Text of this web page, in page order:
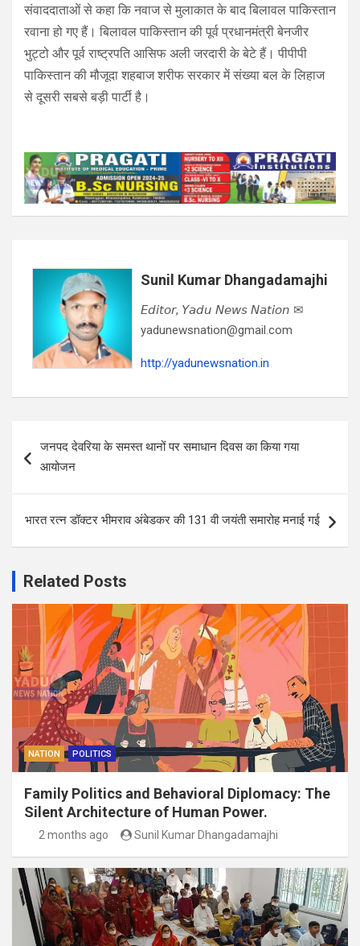
संवाददाताओं से कहा कि नवाज से मुलाकात के बाद बिलावल पाकिस्तान
रवाना हो गए हैं। बिलावल पाकिस्तान की पूर्व प्रधानमंत्री बेनजीर
भुट्टो और पूर्व राष्ट्रपति आसिफ अली जरदारी के बेटे हैं। पीपीपी
पाकिस्तान की मौजूदा शहबाज शरीफ सरकार में संख्या बल के लिहाज
से दूसरी सबसे बड़ी पार्टी है।
Sunil Kumar Dhangadamajhi
𝘌𝘥𝘪𝘵𝘰𝘳, 𝘠𝘢𝘥𝘶 𝘕𝘦𝘸𝘴 𝘕𝘢𝘵𝘪𝘰𝘯 ✉
yadunewsnation@gmail.com
http://yadunewsnation.in
navigation
जनपद देवरिया के समस्त थानों पर समाधान दिवस का किया गया
आयोजन
भारत रत्न डॉक्टर भीमराव अंबेडकर की 131 वी जयंती समारोह मनाई गई
Related Posts
NATION POLITICS
Family Politics and Behavioral Diplomacy: The
Silent Architecture of Human Power.
2 months ago Sunil Kumar Dhangadamajhi